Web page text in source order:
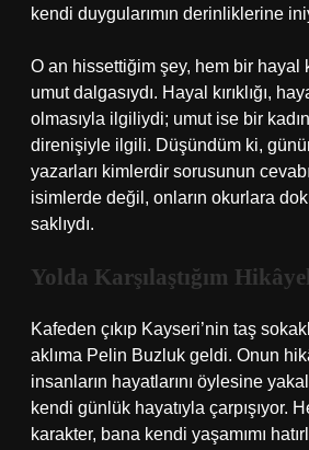
kendi duygularımın derinliklerine
O an hissettiğim şey, hem bir hayal
umut dalgasıydı. Hayal kırıklığı,
olmasıyla ilgiliydi; umut ise bir
direnişiyle ilgili. Düşündüm ki,
yazarları kimlerdir sorusunun
isimlerde değil, onların okurlara
saklıydı.
Yolda Karşılaştığım
Kafeden çıkıp Kayseri’nin taş
aklıma Pelin Buzluk geldi. Onun
insanların hayatlarını öylesine
kendi günlük hayatıyla çarpışıyor.
karakter, bana kendi yaşamımı